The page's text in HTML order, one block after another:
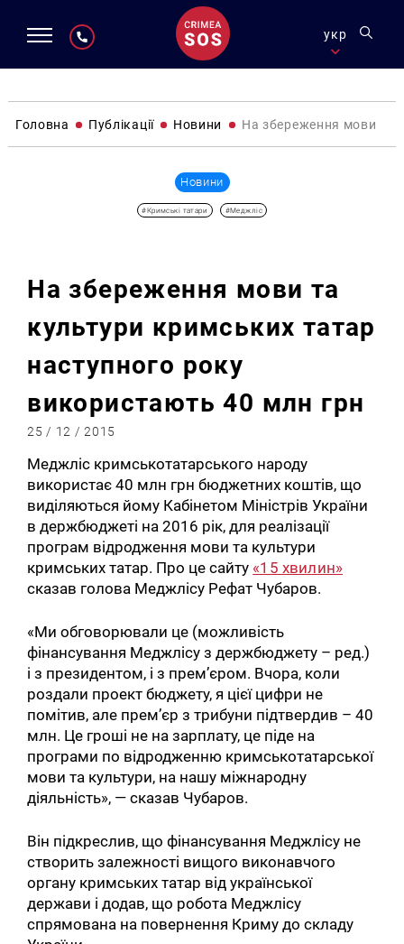
укр
Головна Публікації Новини На збереження мови та
Новини
#Кримські татари #Меджліс
На збереження мови та
культури кримських татар
наступного року
використають 40 млн грн
25 / 12 / 2015
Меджліс кримськотатарського народу
використає 40 млн грн бюджетних коштів, що
виділяються йому Кабінетом Міністрів України
в держбюджеті на 2016 рік, для реалізації
програм відродження мови та культури
кримських татар. Про це сайту «15 хвилин»
сказав голова Меджлісу Рефат Чубаров.
«Ми обговорювали це (можливість
фінансування Меджлісу з держбюджету – ред.)
і з президентом, і з прем’єром. Вчора, коли
роздали проект бюджету, я цієї цифри не
помітив, але прем’єр з трибуни підтвердив – 40
млн. Це гроші не на зарплату, це піде на
програми по відродженню кримськотатарської
мови та культури, на нашу міжнародну
діяльність», — сказав Чубаров.
Він підкреслив, що фінансування Меджлісу не
створить залежності вищого виконавчого
органу кримських татар від української
держави і додав, що робота Меджлісу
спрямована на повернення Криму до складу